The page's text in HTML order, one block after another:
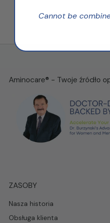
←
Aminocare® - Twoje źródło
ZASOBY
Nasza historia
Obsługa klienta
Cannot be